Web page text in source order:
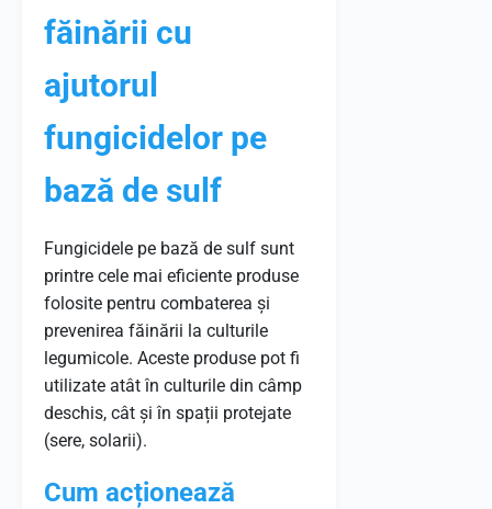
făinării cu
ajutorul
fungicidelor pe
bază de sulf
Fungicidele pe bază de sulf sunt
printre cele mai eficiente produse
folosite pentru combaterea și
prevenirea făinării la culturile
legumicole. Aceste produse pot fi
utilizate atât în culturile din câmp
deschis, cât și în spații protejate
(sere, solarii).
Cum acționează